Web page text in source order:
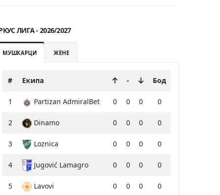
ЛИГА - 2026/2027
МУШКАРЦИ ЖЕНЕ
# Екипа - Бод
1 Partizan AdmiralBet 0 0 0 0
2 Dinamo 0 0 0 0
3 Loznica 0 0 0 0
4 Jugović Lamagro 0 0 0 0
5 Lavovi 0 0 0 0